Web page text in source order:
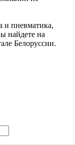
и пневматика,
найдете на
Белоруссии.